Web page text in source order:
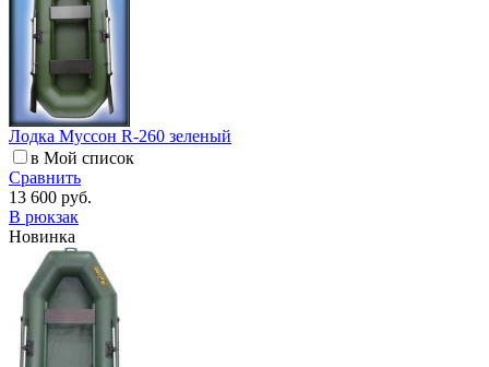
Лодка Муссон R-260 зеленый
в Мой список
Сравнить
13 600 руб.
В рюкзак
Новинка